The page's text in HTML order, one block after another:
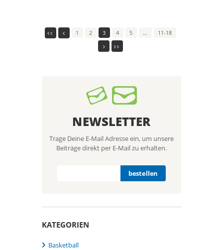
1 2 3 4 5 … 11-18
NEWSLETTER
Trage Deine E-Mail Adresse ein, um unsere
Beiträge direkt per E-Mail zu erhalten.
KATEGORIEN
Basketball